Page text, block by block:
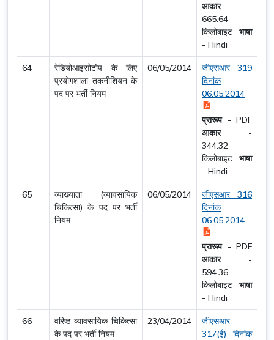
आकार -
665.64
किलोबाइट भाषा
- Hindi
64
रेडियोआइसोटोप के लिए
प्रयोगशाला तकनीशियन के
पद पर भर्ती नियम
06/05/2014
जीएसआर 319
दिनांक
06.05.2014
प्रारूप- PDF
आकार -
344.32
किलोबाइट भाषा
- Hindi
65
व्याख्याता (व्यावसायिक
चिकित्सा) के पद पर भर्ती
नियम
06/05/2014
जीएसआर 316
दिनांक
06.05.2014
प्रारूप- PDF
आकार -
594.36
किलोबाइट भाषा
- Hindi
66
वरिष्ठ व्यावसायिक चिकित्सा
के पद पर भर्ती नियम
23/04/2014
जीएसआर
317(ई) दिनांक